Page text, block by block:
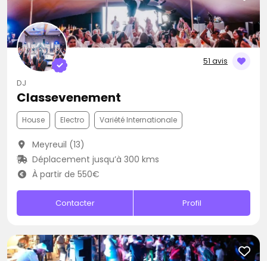
51 avis
DJ
Classevenement
House Electro Variété Internationale
Meyreuil (13)
Déplacement jusqu’à 300 kms
À partir de 550€
Contacter Profil